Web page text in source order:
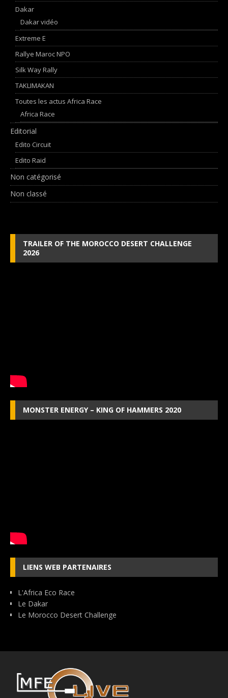
Dakar
Dakar vidéo
Extreme E
Rallye Maroc NPO
Silk Way Rally
TAKLIMAKAN
Toutes les actus Africa Race
Africa Race
Editorial
Edito Circuit
Edito Raid
Non catégorisé
Non classé
TRAILER OF THE MOROCCO DESERT CHALLENGE
2026
MONSTER ENERGY – KING OF HAMMERS 2020
LIENS WEB PARTENAIRES
L'Africa Eco Race
Le Dakar
Le Morocco Desert Challenge